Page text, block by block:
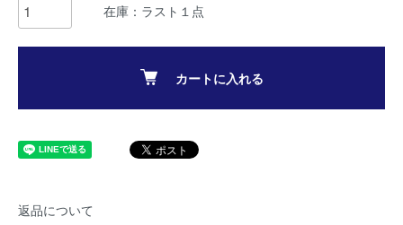
在庫：ラスト１点
カートに入れる
返品について